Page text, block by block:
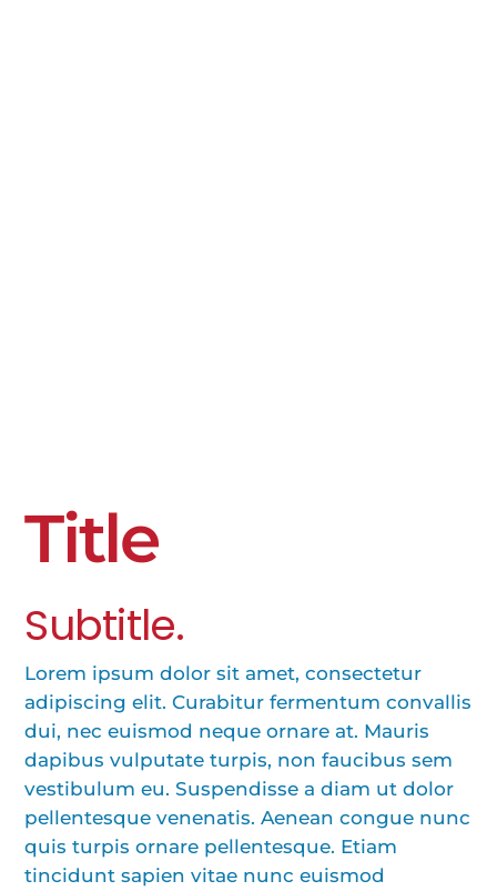
Title
Subtitle.
Lorem ipsum dolor sit amet, consectetur
adipiscing elit. Curabitur fermentum convallis
dui, nec euismod neque ornare at. Mauris
dapibus vulputate turpis, non faucibus sem
vestibulum eu. Suspendisse a diam ut dolor
pellentesque venenatis. Aenean congue nunc
quis turpis ornare pellentesque. Etiam
tincidunt sapien vitae nunc euismod